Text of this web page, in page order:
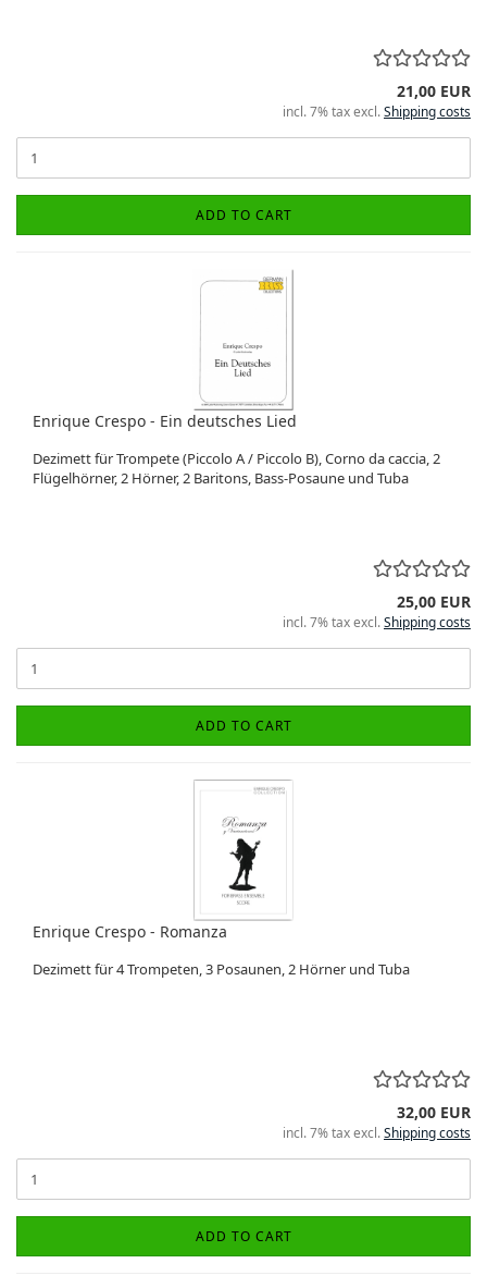
21,00 EUR
incl. 7% tax excl.Shipping costs
ADD TO CART
Enrique Crespo - Ein deutsches Lied
Dezimett für Trompete (Piccolo A / Piccolo B), Corno da caccia, 2
Flügelhörner, 2 Hörner, 2 Baritons, Bass-Posaune und Tuba
25,00 EUR
incl. 7% tax excl.Shipping costs
ADD TO CART
Enrique Crespo - Romanza
Dezimett für 4 Trompeten, 3 Posaunen, 2 Hörner und Tuba
32,00 EUR
incl. 7% tax excl.Shipping costs
ADD TO CART